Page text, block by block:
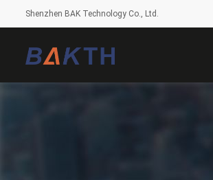
Shenzhen BAK Technology Co., Ltd.